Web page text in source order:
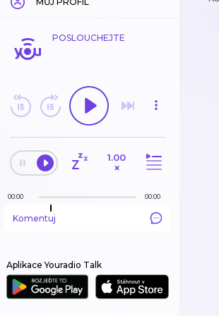
POSLOUCHEJTE
1.00
×
00:00 00:00
Komentuj
Aplikace Youradio Talk